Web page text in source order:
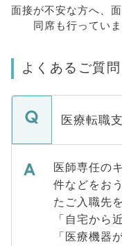
面接が不安な方へ、
同席も行ってい
よくあるご質問
医療転職
医師専任の
件などをお
たご入職先
「自宅から
「医療機器